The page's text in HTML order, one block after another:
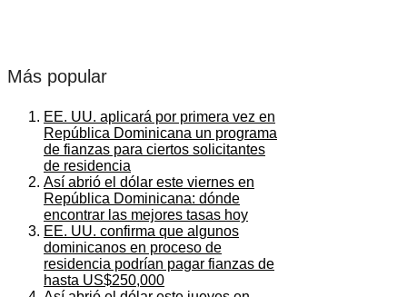
Más popular
EE. UU. aplicará por primera vez en
República Dominicana un programa
de fianzas para ciertos solicitantes
de residencia
Así abrió el dólar este viernes en
República Dominicana: dónde
encontrar las mejores tasas hoy
EE. UU. confirma que algunos
dominicanos en proceso de
residencia podrían pagar fianzas de
hasta US$250,000